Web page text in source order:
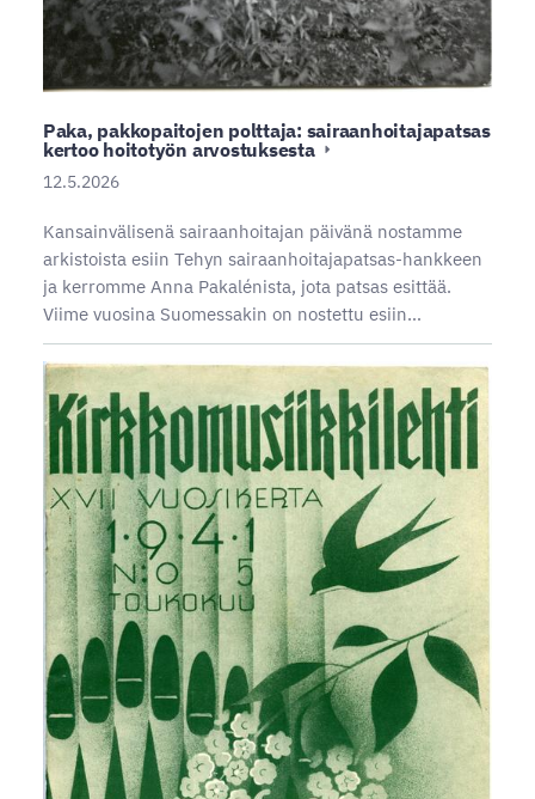
Paka, pakkopaitojen polttaja: sairaanhoitajapatsas
kertoo hoitotyön arvostuksesta
12.5.2026
Kansainvälisenä sairaanhoitajan päivänä nostamme
arkistoista esiin Tehyn sairaanhoitajapatsas-hankkeen
ja kerromme Anna Pakalénista, jota patsas esittää.
Viime vuosina Suomessakin on nostettu esiin…